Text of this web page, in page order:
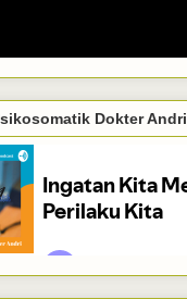
Dokter Andri